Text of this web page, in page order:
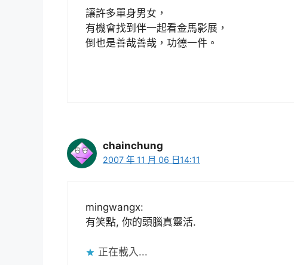
讓許多單身男女，
有機會找到伴一起看金馬影展，
倒也是善哉善哉，功德一件。
chainchung
2007 年 11 月 06 日14:11
mingwangx:
有笑點, 你的頭腦真靈活.
正在載入...